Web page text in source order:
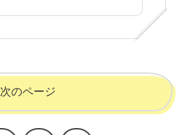
次のページ